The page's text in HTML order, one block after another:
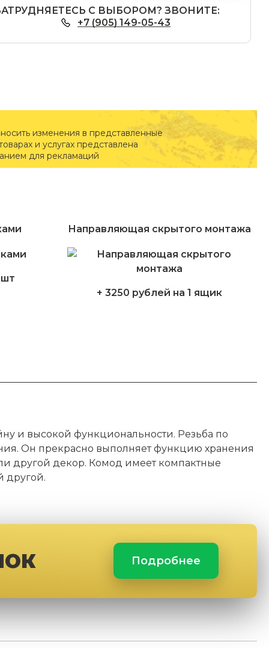
С ВЫБОРОМ? ЗВОНИТЕ:
+7 (905) 149-05-43
изменения в представленные
и услугах представлена
для рекламаций
Направляющая скрытого монтажа
+ 3250 рублей на 1 ящик
и высокой функциональности. Резьба по
Он прекрасно выполняет функцию хранения
другой декор. Комод имеет компактные
другой.
Подробнее